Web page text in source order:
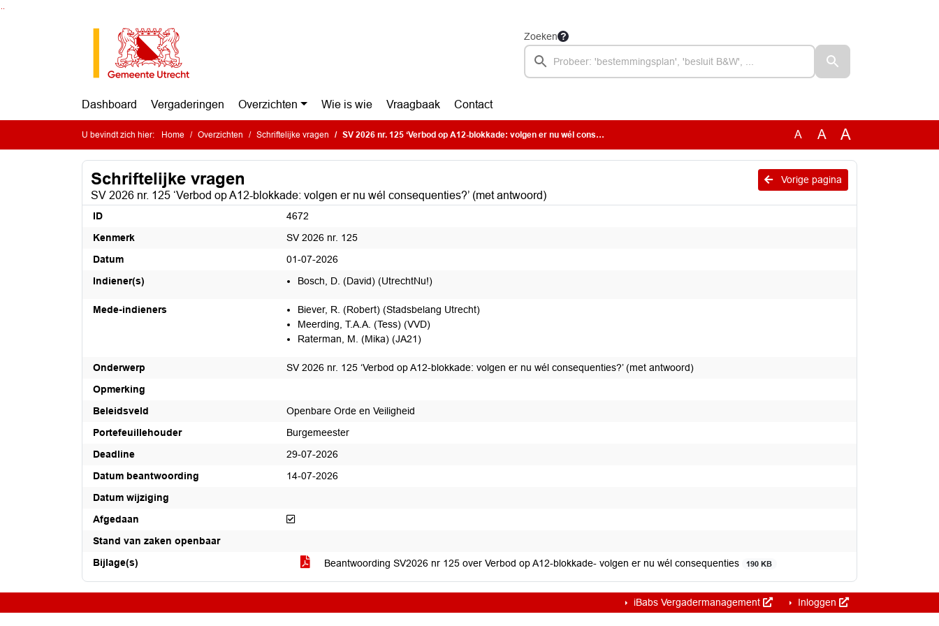
Zoeken
Dashboard Vergaderingen Overzichten Wie is wie Vraagbaak Contact
U bevindt zich hier: Home Overzichten Schriftelijke vragen SV 2026 nr. 125 ‘Verbod op A12-blokkade: volgen er nu wél consequenties?’ (met antwoord) A A A
Vorige pagina
Schriftelijke vragen
SV 2026 nr. 125 ‘Verbod op A12-blokkade: volgen er nu wél consequenties?’ (met antwoord)
ID
4672
Kenmerk
SV 2026 nr. 125
Datum
01-07-2026
Indiener(s)
Bosch, D. (David) (UtrechtNu!)
Mede-indieners
Biever, R. (Robert) (Stadsbelang Utrecht)
Meerding, T.A.A. (Tess) (VVD)
Raterman, M. (Mika) (JA21)
Onderwerp
SV 2026 nr. 125 ‘Verbod op A12-blokkade: volgen er nu wél consequenties?’ (met antwoord)
Opmerking
Beleidsveld
Openbare Orde en Veiligheid
Portefeuillehouder
Burgemeester
Deadline
29-07-2026
Datum beantwoording
14-07-2026
Datum wijziging
Afgedaan
Afgedaan
Stand van zaken openbaar
Bijlage(s)
Beantwoording SV2026 nr 125 over Verbod op A12-blokkade- volgen er nu wél consequenties 190 KB
iBabs Vergadermanagement Inloggen